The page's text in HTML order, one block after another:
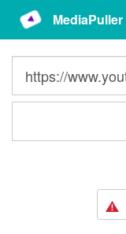
MediaPuller